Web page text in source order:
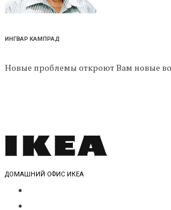
ИНГВАР КАМПРАД
Новые проблемы откроют Вам новые
ДОМАШНИЙ ОФИС ИКЕА